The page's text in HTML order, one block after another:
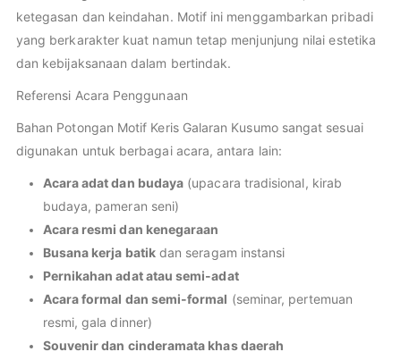
ketegasan dan keindahan. Motif ini menggambarkan pribadi
yang berkarakter kuat namun tetap menjunjung nilai estetika
dan kebijaksanaan dalam bertindak.
Referensi Acara Penggunaan
Bahan Potongan Motif Keris Galaran Kusumo sangat sesuai
digunakan untuk berbagai acara, antara lain:
Acara adat dan budaya (upacara tradisional, kirab
budaya, pameran seni)
Acara resmi dan kenegaraan
Busana kerja batikdan seragam instansi
Pernikahan adat atau semi-adat
Acara formal dan semi-formal (seminar, pertemuan
resmi, gala dinner)
Souvenir dan cinderamata khas daerah